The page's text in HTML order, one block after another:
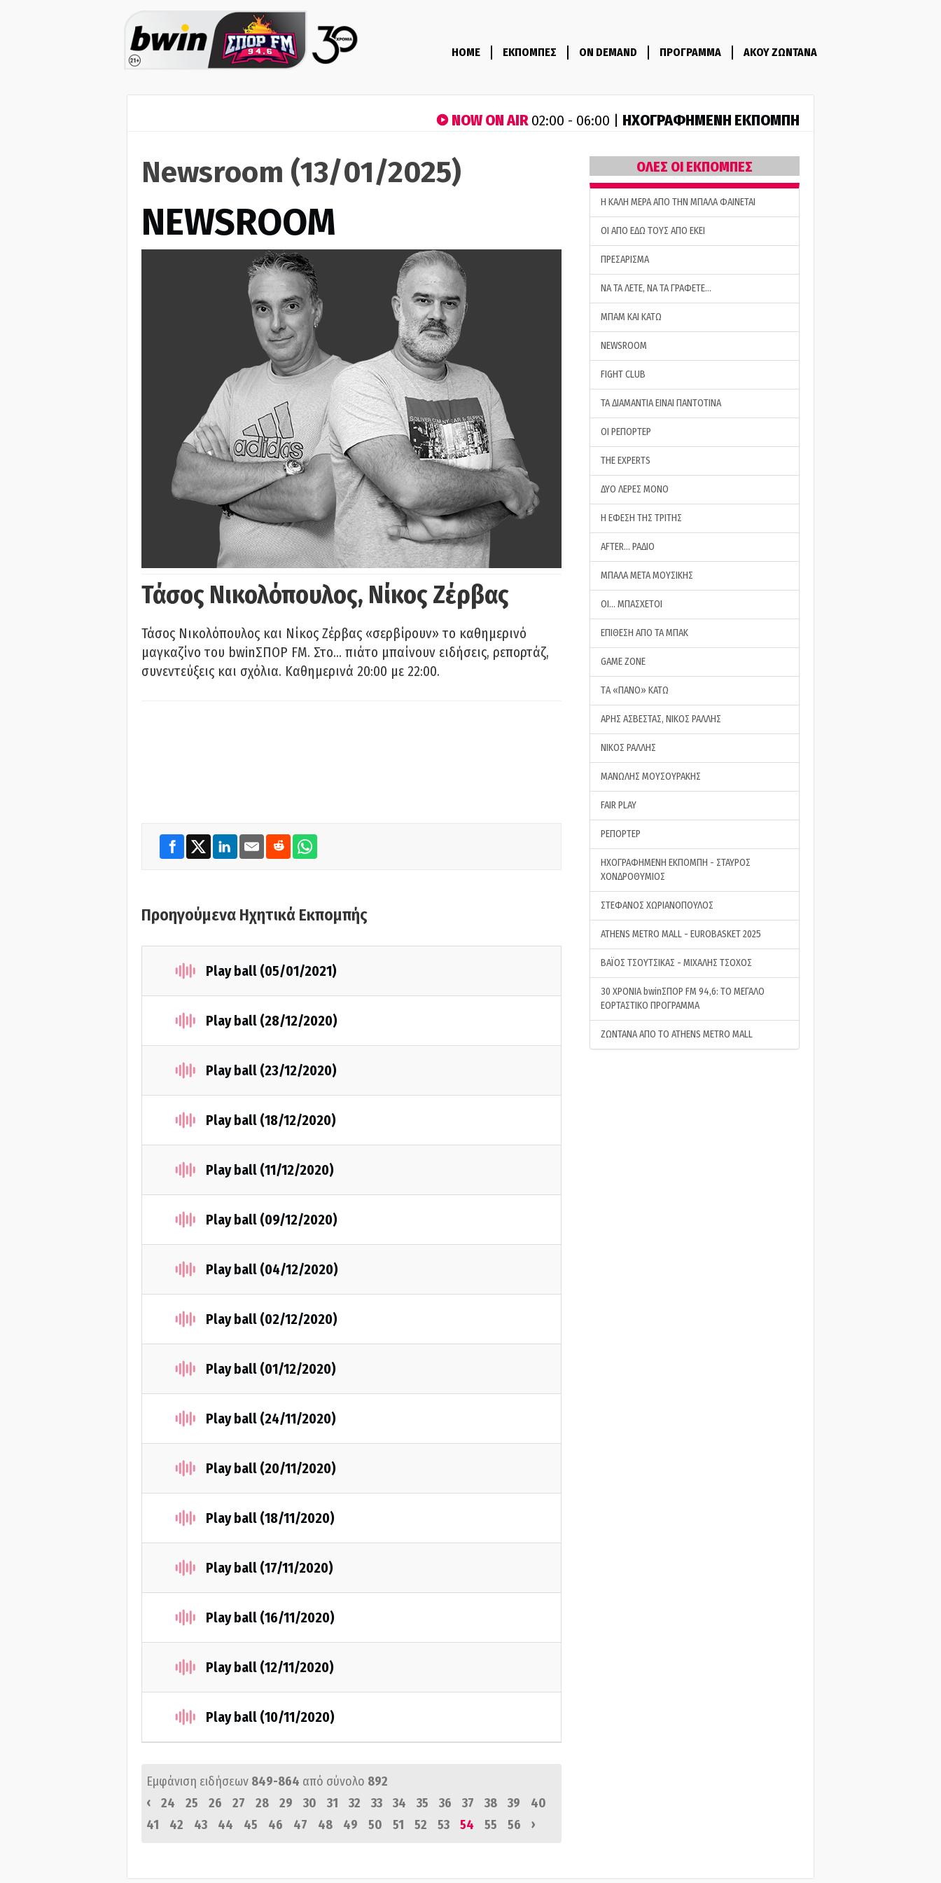
HOME ΕΚΠΟΜΠΕΣ ON DEMAND ΠΡΟΓΡΑΜΜΑ ΑΚΟΥ ΖΩΝΤΑΝΑ
NOW ON AIR02:00 - 06:00 | ΗΧΟΓΡΑΦΗΜΕΝΗ ΕΚΠΟΜΠΗ
Newsroom (13/01/2025)
NEWSROOM
Τάσος Νικολόπουλος, Νίκος Ζέρβας
Τάσος Νικολόπουλος και Νίκος Ζέρβας «σερβίρουν» το καθημερινό
μαγκαζίνο του bwinΣΠΟΡ FM. Στο… πιάτο μπαίνουν ειδήσεις, ρεπορτάζ,
συνεντεύξεις και σχόλια. Καθημερινά 20:00 με 22:00.
Προηγούμενα Ηχητικά Εκπομπής
Play ball (05/01/2021)
Play ball (28/12/2020)
Play ball (23/12/2020)
Play ball (18/12/2020)
Play ball (11/12/2020)
Play ball (09/12/2020)
Play ball (04/12/2020)
Play ball (02/12/2020)
Play ball (01/12/2020)
Play ball (24/11/2020)
Play ball (20/11/2020)
Play ball (18/11/2020)
Play ball (17/11/2020)
Play ball (16/11/2020)
Play ball (12/11/2020)
Play ball (10/11/2020)
Εμφάνιση ειδήσεων 849-864 από σύνολο 892
‹
24 25 26 27 28 29 30 31 32 33 34 35 36 37 38 39
40
41
42 43 44 45 46 47 48 49 50 51 52 53 54 55 56 ›
ΟΛΕΣ ΟΙ ΕΚΠΟΜΠΕΣ
H ΚΑΛΗ ΜΕΡΑ ΑΠΟ ΤΗΝ ΜΠΑΛΑ ΦΑΙΝΕΤΑΙ
ΟΙ ΑΠΟ ΕΔΩ ΤΟΥΣ ΑΠΟ ΕΚΕΙ
ΠΡΕΣΑΡΙΣΜΑ
ΝΑ ΤΑ ΛΕΤΕ, ΝΑ ΤΑ ΓΡΑΦΕΤΕ…
ΜΠΑΜ ΚΑΙ ΚΑΤΩ
NEWSROOM
FIGHT CLUB
ΤΑ ΔΙΑΜΑΝΤΙΑ ΕΙΝΑΙ ΠΑΝΤΟΤΙΝΑ
ΟΙ ΡΕΠΟΡΤΕΡ
THE EXPERTS
ΔΥΟ ΛΕΡΕΣ ΜΟΝΟ
Η ΕΦΕΣΗ ΤΗΣ ΤΡΙΤΗΣ
AFTER… ΡΑΔΙΟ
ΜΠΑΛΑ ΜΕΤΑ ΜΟΥΣΙΚΗΣ
ΟΙ… ΜΠΑΣΧΕΤΟΙ
ΕΠΙΘΕΣΗ ΑΠΟ ΤΑ ΜΠΑΚ
GAME ZONE
ΤA «ΠΑΝΟ» ΚΑΤΩ
ΑΡΗΣ ΑΣΒΕΣΤΑΣ, ΝΙΚΟΣ ΡΑΛΛΗΣ
ΝΙΚΟΣ ΡΑΛΛΗΣ
ΜΑΝΩΛΗΣ ΜΟΥΣΟΥΡΑΚΗΣ
FAIR PLAY
ΡΕΠΟΡΤΕΡ
ΗΧΟΓΡΑΦΗΜΕΝΗ ΕΚΠΟΜΠΗ - ΣΤΑΥΡΟΣ
ΧΟΝΔΡΟΘΥΜΙΟΣ
ΣΤΕΦΑΝΟΣ ΧΩΡΙΑΝΟΠΟΥΛΟΣ
ATHENS METRO MALL - EUROBASKET 2025
ΒΑΪΟΣ ΤΣΟΥΤΣΙΚΑΣ - ΜΙΧΑΛΗΣ ΤΣΟΧΟΣ
30 ΧΡΟΝΙΑ bwinΣΠΟΡ FM 94,6: ΤΟ ΜΕΓΑΛΟ
ΕΟΡΤΑΣΤΙΚΟ ΠΡΟΓΡΑΜΜΑ
ΖΩΝΤΑΝΑ ΑΠΟ ΤΟ ATHENS METRO MALL